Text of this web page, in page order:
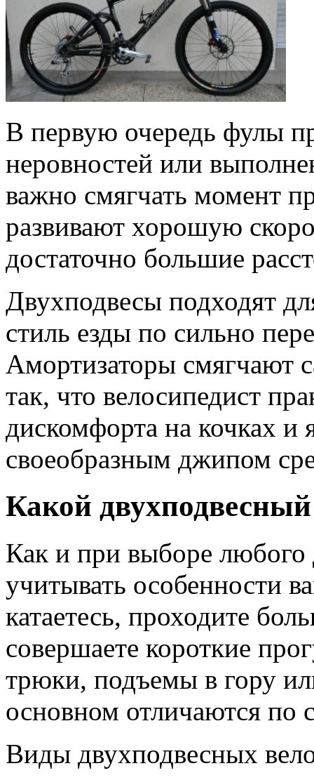
В первую очередь фулы
неровностей или
важно смягчать момент
развивают хорошую
достаточно большие
Двухподвесы подходят
стиль езды по сильно
Амортизаторы смягчают
так, что велосипедист
дискомфорта на кочках и
своеобразным джипом
Какой
Как и при выборе любого
учитывать особенности
катаетесь, проходите
совершаете короткие
трюки, подъемы в гору
основном отличаются по
Виды двухподвесных